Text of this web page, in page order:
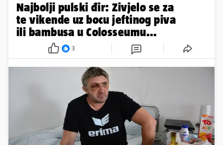
Najbolji pulski đir: Zivjelo se za
te vikende uz bocu jeftinog piva
ili bambusa u Colosseumu...
3